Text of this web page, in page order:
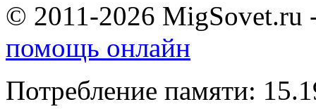
© 2011-2026 MigSovet.ru
помощь онлайн
Потребление памяти: